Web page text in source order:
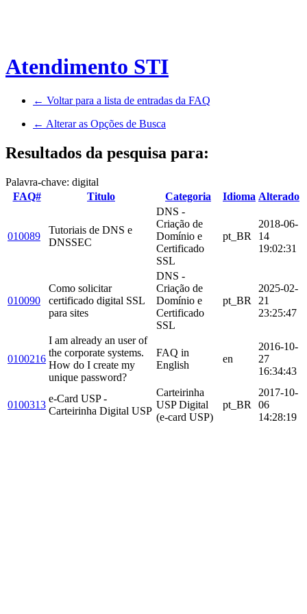
Atendimento STI
← Voltar para a lista de entradas da FAQ
← Alterar as Opções de Busca
Resultados da pesquisa para:
Palavra-chave: digital
FAQ#
Titulo Categoria Idioma Alterado
010089
Tutoriais de DNS e
DNSSEC
DNS -
Criação de
Domínio e
Certificado
SSL
pt_BR
2018-06-
14
19:02:31
010090
Como solicitar
certificado digital SSL
para sites
DNS -
Criação de
Domínio e
Certificado
SSL
pt_BR
2025-02-
21
23:25:47
0100216
I am already an user of
the corporate systems.
How do I create my
unique password?
FAQ in
English
en
2016-10-
27
16:34:43
0100313
e-Card USP -
Carteirinha Digital USP
Carteirinha
USP Digital
(e-card USP)
pt_BR
2017-10-
06
14:28:19